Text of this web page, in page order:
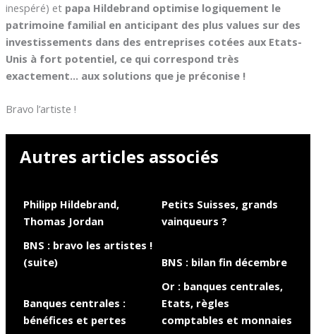
inespéré) et papa Hildebrand optimise logiquement le
patrimoine familial en anticipant des plus values sur des
investissements dans des entreprises cotées aux Etats-
Unis à fort potentiel, ce qui correspond très
exactement… aux solutions que je préconise !
Bravo l’artiste !
Autres articles associés
Philipp Hildebrand,
Thomas Jordan
Petits Suisses, grands
vainqueurs ?
BNS : bravo les artistes !
(suite)
BNS : bilan fin décembre
Banques centrales :
bénéfices et pertes
Or : banques centrales,
Etats, règles
comptables et monnaies